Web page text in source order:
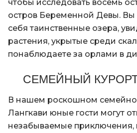
чтобы исследовать восемь
остров Беременной Девы. Вы
себя таинственные озера,
растения, укрытые среди
понаблюдаете за орлами в
СЕМЕЙНЫЙ
В нашем роскошном
Лангкави юные гости могут
незабываемые приключения,